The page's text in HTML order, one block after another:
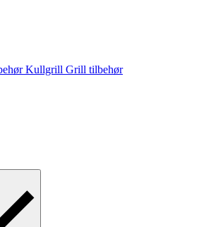
Kullgrill Grill tilbehør